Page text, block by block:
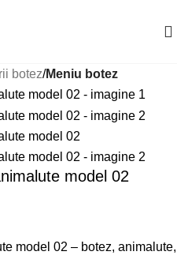
botez Meniu botez
model 02
model 02 – botez, animalute,